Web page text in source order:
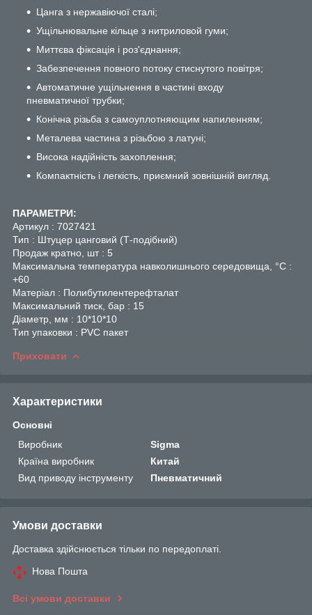
Цанга з нержавіючої сталі;
Ущільнювальне кільце з нитриловой гуми;
Миттєва фіксація і роз'єднання;
Забезпечення повного потоку стиснутого повітря;
Автоматичне ущільнення в частині входу
пневматичної трубки;
Конічна різьба з самоуплотняющим напиленням;
Металева частина з різьбою з латуні;
Висока надійність захоплення;
Компактність і легкість, приємний зовнішній вигляд.
ПАРАМЕТРИ:
Артикул : 7027421
Тип : Штуцер цанговий (Т-подібний)
Продаж кратно, шт : 5
Максимальна температура навколишнього середовища, °C :
+60
Матеріал : Полибутилентерефталат
Максимальний тиск, бар : 15
Діаметр, мм : 10*10*10
Тип упаковки : PVC пакет
Приховати
Характеристики
Основні
Виробник
Sigma
Країна виробник
Китай
Вид приводу інструменту
Пневматичний
Умови доставки
Доставка здійснюється тільки по передоплаті.
Нова Пошта
Всі умови доставки